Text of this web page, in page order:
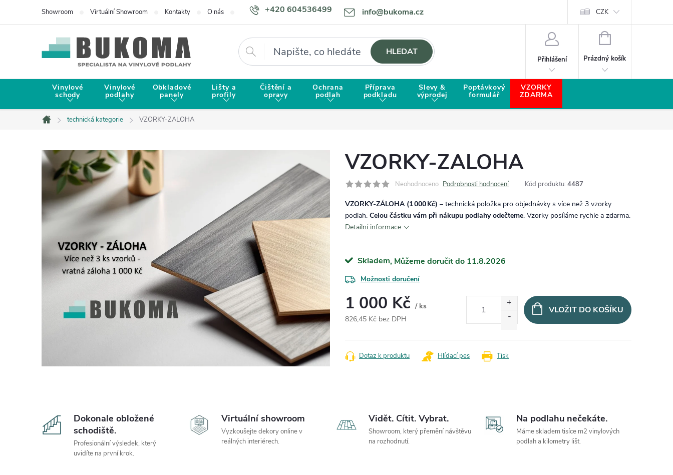
+420 604536499 info@bukoma.cz
Showroom Virtuální Showroom Kontakty O nás Doprava a platba Proč zvolit BUKOMU? CZK
Hledat HLEDAT
Přihlášení
NÁKUPNÍ KOŠÍK
Prázdný košík
Vinylové
schody
Vinylové
podlahy
Obkladové
panely
Lišty a
profily
Čištění a
opravy
Ochrana
podlah
Příprava
podkladu
Slevy &
výprodej
Poptávkový
formulář
VZORKY
ZDARMA
Domů
technická kategorie VZORKY-ZALOHA
VZORKY-ZALOHA
Neohodnoceno Podrobnosti hodnocení Kód produktu: 4487
VZORKY‑ZÁLOHA (1 000 Kč) – technická položka pro objednávky s více než 3 vzorky
podlah. Celou částku vám při nákupu podlahy odečteme. Vzorky posíláme rychle a zdarma.
Detailní informace
Skladem 11.8.2026
Možnosti doručení
1 000 Kč / ks
826,45 Kč bez DPH
VLOŽIT DO KOŠÍKU
Tisk
Dotaz k produktu Hlídací pes
Dokonale obložené
schodiště.
Profesionální výsledek, který
uvidíte na první krok.
Virtuální showroom
Vyzkoušejte dekory online v
reálných interiérech.
Vidět. Cítit. Vybrat.
Showroom, který přemění návštěvu
na rozhodnutí.
Na podlahu nečekáte.
Máme skladem tisíce m2 vinylových
podlah a kilometry lišt.